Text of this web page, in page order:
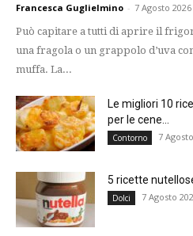
Francesca Guglielmino - 7 Agosto 2026
Può capitare a tutti di aprire il
una fragola o un grappolo d’uva
muffa. La...
Le migliori 10
per le cene...
Contorno 7
5 ricette
Dolci 7 Agosto